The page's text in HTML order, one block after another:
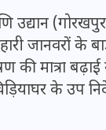
(गोरखपुर
जानवरों के
मात्रा
के उप